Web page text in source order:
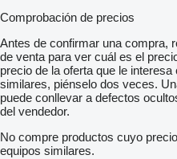
Comprobación de precios
Antes de confirmar una compra,
de venta para ver cuál es el
precio de la oferta que le
similares, piénselo dos veces.
puede conllevar a defectos
del vendedor.
No compre productos cuyo
equipos similares.